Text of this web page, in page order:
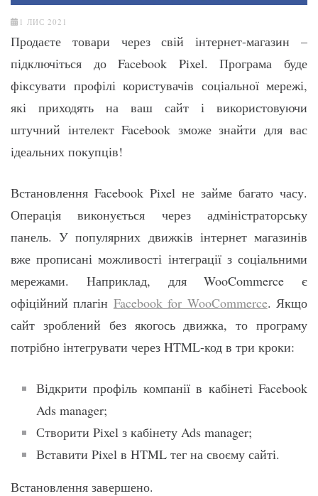
1 ЛИС 2021
Продаєте товари через свій інтернет-магазин –
підключіться до Facebook Pixel. Програма буде
фіксувати профілі користувачів соціальної мережі,
які приходять на ваш сайт і використовуючи
штучний інтелект Facebook зможе знайти для вас
ідеальних покупців!
Встановлення Facebook Pixel не займе багато часу.
Операція виконується через адміністраторську
панель. У популярних движків інтернет магазинів
вже прописані можливості інтеграції з соціальними
мережами. Наприклад, для WooCommerce є
офіційний плагін Facebook for WooCommerce. Якщо
сайт зроблений без якогось движка, то програму
потрібно інтегрувати через HTML-код в три кроки:
Відкрити профіль компанії в кабінеті Facebook
Ads manager;
Створити Pixel з кабінету Ads manager;
Вставити Pixel в HTML тег на своєму сайті.
Встановлення завершено.